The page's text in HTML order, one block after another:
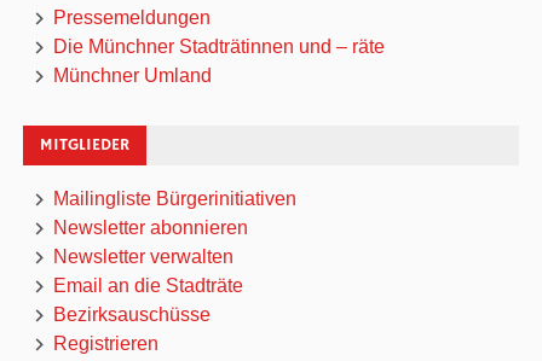
Pressemeldungen
Die Münchner Stadträtinnen und – räte
Münchner Umland
MITGLIEDER
Mailingliste Bürgerinitiativen
Newsletter abonnieren
Newsletter verwalten
Email an die Stadträte
Bezirksauschüsse
Registrieren